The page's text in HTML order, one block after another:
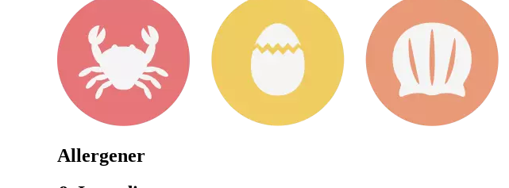
Allergener